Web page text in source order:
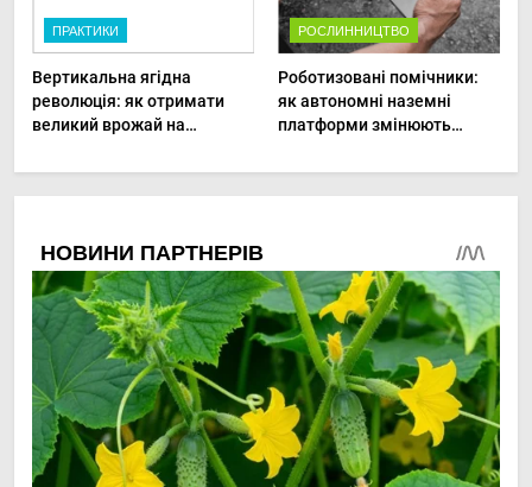
ПРАКТИКИ
Вертикальна ягідна
революція: як отримати
великий врожай на
РОСЛИННИЦТВО
Роботизовані помічники:
як автономні наземні
платформи змінюють
овочами